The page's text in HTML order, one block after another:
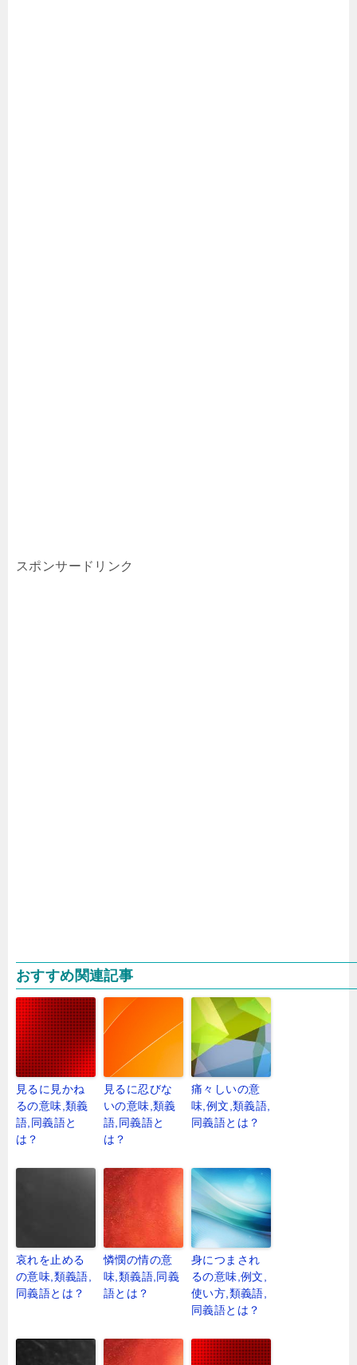
スポンサードリンク
おすすめ関連記事
見るに見かね
るの意味,類義
語,同義語と
は？
見るに忍びな
いの意味,類義
語,同義語と
は？
痛々しいの意
味,例文,類義語,
同義語とは？
哀れを止める
の意味,類義語,
同義語とは？
憐憫の情の意
味,類義語,同義
語とは？
身につまされ
るの意味,例文,
使い方,類義語,
同義語とは？